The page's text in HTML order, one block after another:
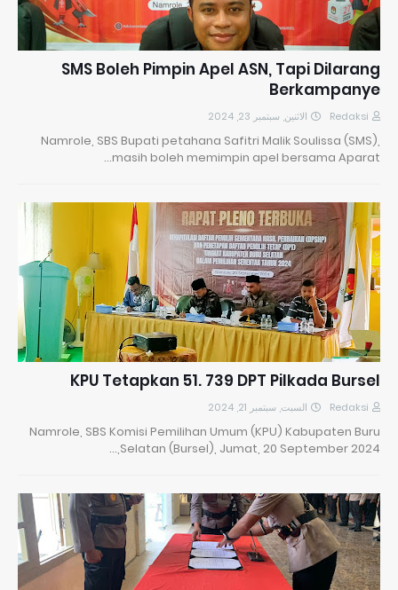
SMS Boleh Pimpin Apel ASN, Tapi Dilarang
Berkampanye
Redaksi الاثنين, سبتمبر 23, 2024
Namrole, SBS Bupati petahana Safitri Malik Soulissa (SMS),
masih boleh memimpin apel bersama Aparat…
KPU Tetapkan 51. 739 DPT Pilkada Bursel
Redaksi السبت, سبتمبر 21, 2024
Namrole, SBS Komisi Pemilihan Umum (KPU) Kabupaten Buru
Selatan (Bursel), Jumat, 20 September 2024,…